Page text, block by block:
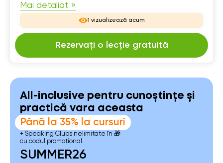
Mai detaliat »
1 vizualizează acum
Rezervați o lecție gratuită
All-inclusive pentru cunoștințe și
practică vara aceasta
Până la 35% la cursuri
+ Speaking Clubs nelimitate în 🎁
cu codul promoțional
SUMMER26